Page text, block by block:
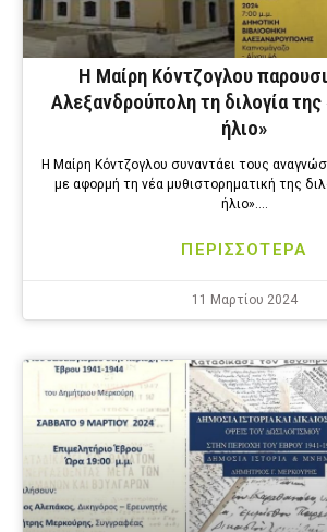
Η Μαίρη Κόντζογλου
Αλεξανδρούπολη τη διλογία
ήλιο»
Η Μαίρη Κόντζογλου συναντάει τους
με αφορμή τη νέα μυθιστορηματική της
ήλιο»….
ΠΕΡΙΣΣΟΤΕΡΑ
11 Μαρτίου 2024